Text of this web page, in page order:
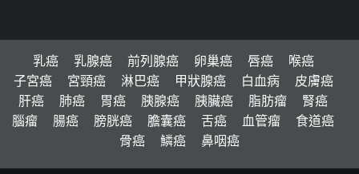
乳癌 乳腺癌 前列腺癌 卵巢癌 唇癌
喉癌
子宮癌
宮頸癌 淋巴癌 甲狀腺癌 白血病
皮膚癌
肝癌
肺癌 胃癌 胰腺癌 胰臟癌 脂肪瘤
腎癌
腦瘤
腸癌 膀胱癌 膽囊癌 舌癌 血管瘤
食道癌
骨癌
鱗癌 鼻咽癌